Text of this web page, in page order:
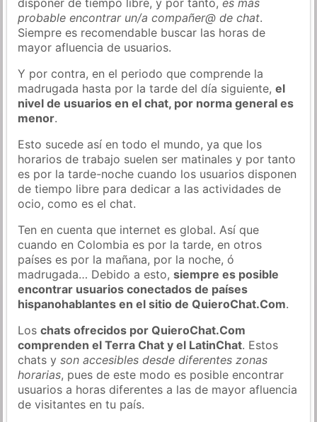
probable encontrar un/a compañer@ de chat.
Siempre es recomendable buscar las horas de
mayor afluencia de usuarios.
Y por contra, en el periodo que comprende la
madrugada hasta por la tarde del día siguiente,el
nivel de usuarios en el chat, por norma general es
menor.
Esto sucede así en todo el mundo, ya que los
horarios de trabajo suelen ser matinales y por tanto
es por la tarde-noche cuando los usuarios disponen
de tiempo libre para dedicar a las actividades de
ocio, como es el chat.
Ten en cuenta que internet es global. Así que
cuando en Colombia es por la tarde, en otros
países es por la mañana, por la noche, ó
madrugada… Debido a esto,siempre es posible
encontrar usuarios conectados de países
hispanohablantes en el sitio de QuieroChat.Com.
Loschats ofrecidos por QuieroChat.Com
comprenden el Terra Chat y el LatinChat. Estos
chats yson accesibles desde diferentes zonas
horarias, pues de este modo es posible encontrar
usuarios a horas diferentes a las de mayor afluencia
de visitantes en tu país.